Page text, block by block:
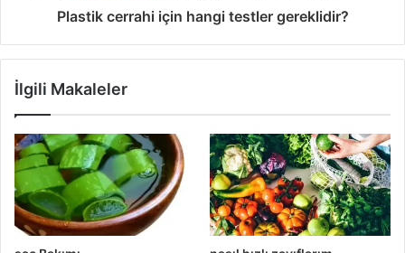
Plastik cerrahi için hangi testler gereklidir?
İlgili Makaleler